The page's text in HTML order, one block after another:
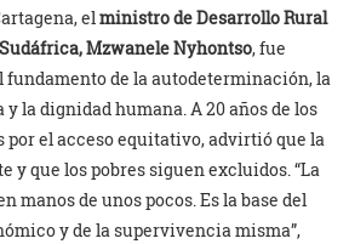
elministro de Desarrollo Rural
Mzwanele Nyhontso, fue
fundamento de la autodeterminación, la
la dignidad humana. A 20 años de los
por el acceso equitativo, advirtió que la
y que los pobres siguen excluidos. “La
manos de unos pocos. Es la base del
y de la supervivencia misma”,